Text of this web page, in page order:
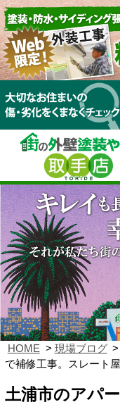
HOME 現場ブログ
で補修工事。スレート
土浦市のアパ